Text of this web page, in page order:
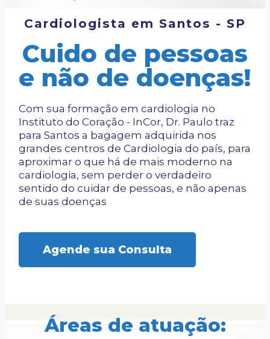
Cardiologista em Santos - SP
Cuido de pessoas
e não de doenças!
Com sua formação em cardiologia no
Instituto do Coração - InCor, Dr. Paulo traz
para Santos a bagagem adquirida nos
grandes centros de Cardiologia do país, para
aproximar o que há de mais moderno na
cardiologia, sem perder o verdadeiro
sentido do cuidar de pessoas, e não apenas
de suas doenças
Agende sua Consulta
Áreas de atuação: